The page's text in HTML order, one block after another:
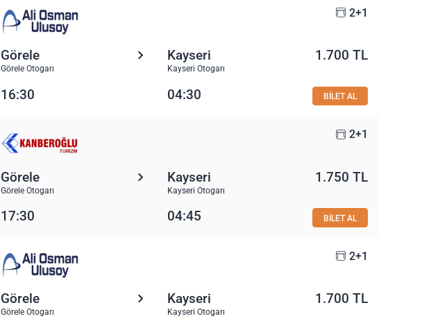
2+1
Görele
Görele Otogarı
Kayseri
Kayseri Otogarı
1.700 TL
16:30 04:30 BİLET AL
2+1
Görele
Görele Otogarı
Kayseri
Kayseri Otogarı
1.750 TL
17:30 04:45 BİLET AL
2+1
Görele
Görele Otogarı
Kayseri
Kayseri Otogarı
1.700 TL